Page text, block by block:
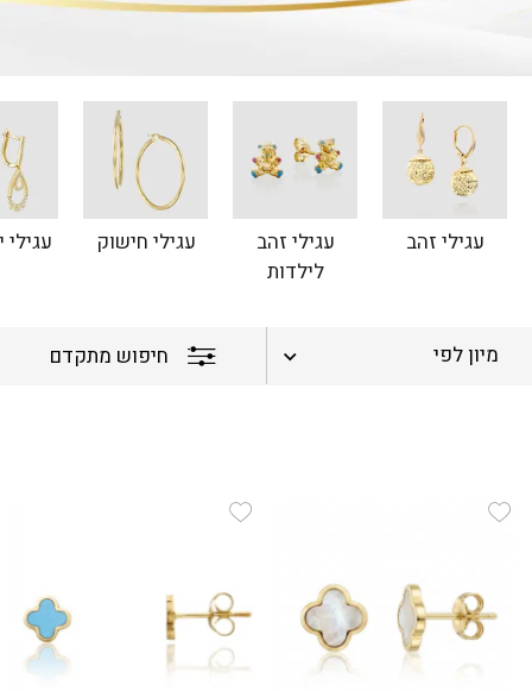
עגילי זהב
עגילי זהב
לילדות
עגילי חישוק עגילי
מיון לפי חיפוש מתקדם